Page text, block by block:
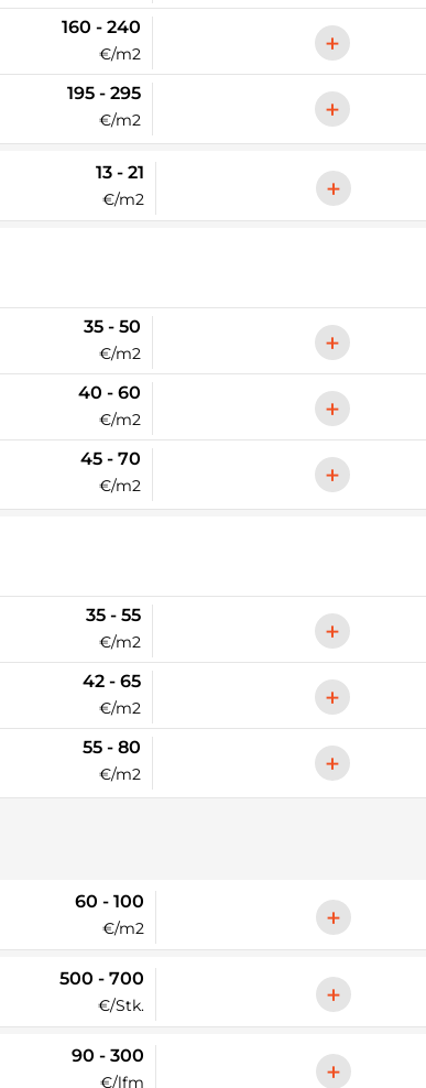
160 - 240
€/m2 +
195 - 295
€/m2 +
13 - 21
€/m2 +
35 - 50
€/m2 +
40 - 60
€/m2 +
45 - 70
€/m2 +
35 - 55
€/m2 +
42 - 65
€/m2 +
55 - 80
€/m2 +
60 - 100
€/m2 +
500 - 700
€/Stk. +
90 - 300
€/lfm +